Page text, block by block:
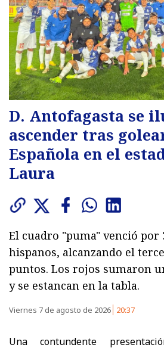
D. Antofagasta se
ascender tras
Española en el
Laura
El cuadro "puma" venció por
hispanos, alcanzando el
puntos. Los rojos sumaron
y se estancan en la tabla.
Viernes 7 de agosto de 2026 20:37
Una contundente